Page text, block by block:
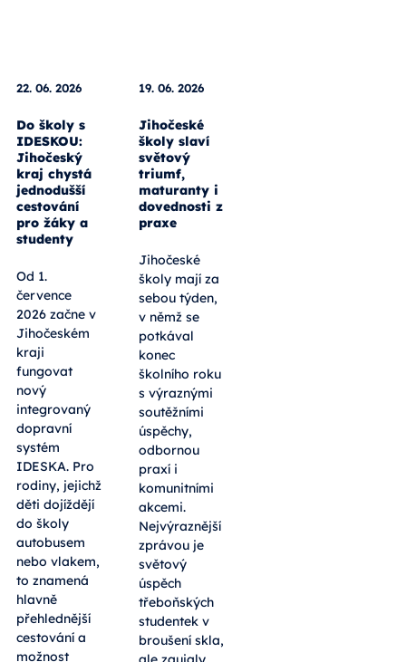
22. 06. 2026
Do školy s
IDESKOU:
Jihočeský
kraj chystá
jednodušší
cestování
pro žáky a
studenty
Od 1.
července
2026 začne v
Jihočeském
kraji
fungovat
nový
integrovaný
dopravní
systém
IDESKA. Pro
rodiny, jejichž
děti dojíždějí
do školy
autobusem
nebo vlakem,
to znamená
hlavně
přehlednější
cestování a
možnost
19. 06. 2026
Jihočeské
školy slaví
světový
triumf,
maturanty i
dovednosti z
praxe
Jihočeské
školy mají za
sebou týden,
v němž se
potkával
konec
školního roku
s výraznými
soutěžními
úspěchy,
odbornou
praxí i
komunitními
akcemi.
Nejvýraznější
zprávou je
světový
úspěch
třeboňských
studentek v
broušení skla,